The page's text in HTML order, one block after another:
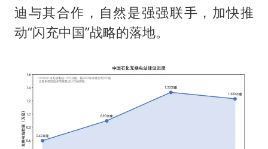
迪与其合作，自然是强强联手，加快推
动“闪充中国”战略的落地。